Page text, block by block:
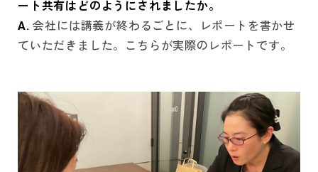
ート共有はどのようにされましたか。
A.会社には講義が終わるごとに、レポートを書かせ
ていただきました。こちらが実際のレポートです。